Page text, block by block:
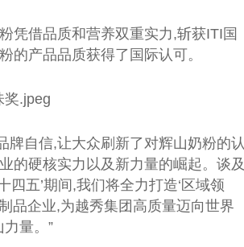
凭借品质和营养双重实力,斩获ITI国
的产品品质获得了国际认可。
牌自信,让大众刷新了对辉山奶粉的认
的硬核实力以及新力量的崛起。谈及
四五’期间,我们将全力打造‘区域领
品企业,为越秀集团高质量迈向世界
量。”